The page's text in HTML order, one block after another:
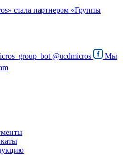
стала партнером «Группы
@ucdmicros
Мы